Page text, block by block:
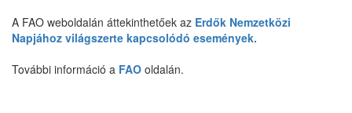
A FAO weboldalán áttekinthetőek az Erdők Nemzetközi
Napjához világszerte kapcsolódó események.
További információ a FAO oldalán.